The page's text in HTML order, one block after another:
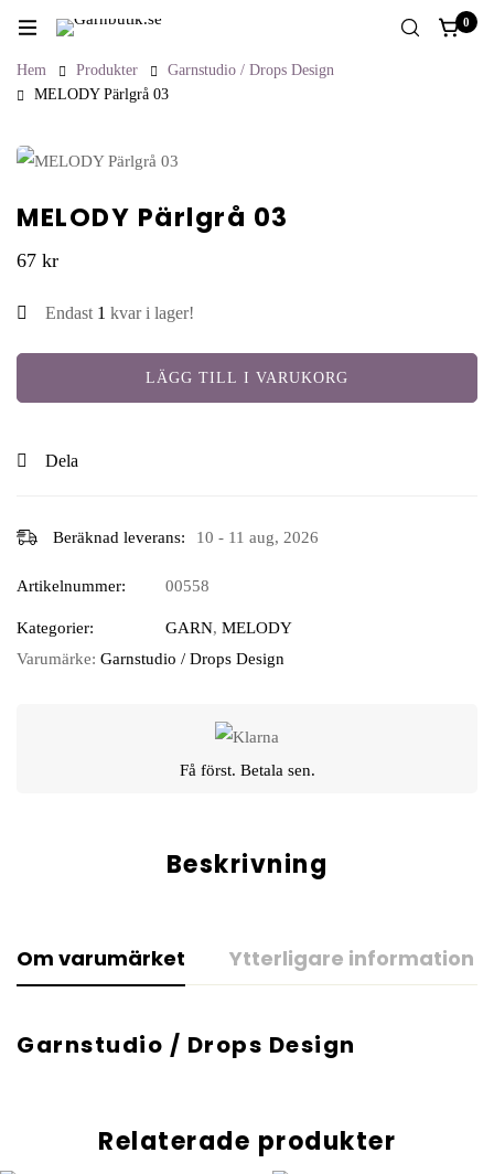
0
Hem Produkter
Garnstudio / Drops Design
MELODY Pärlgrå 03
MELODY Pärlgrå 03
67 kr
Endast 1 kvar i lager!
LÄGG TILL I VARUKORG
Dela
Beräknad leverans: 10 - 11 aug, 2026
Artikelnummer: 00558
Kategorier: GARN, MELODY
Varumärke: Garnstudio / Drops Design
Få först. Betala sen.
Beskrivning
Om varumärket Ytterligare information
Garnstudio / Drops Design
Relaterade produkter